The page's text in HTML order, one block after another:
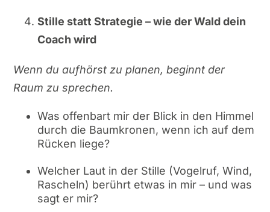
Stille statt Strategie – wie der Wald dein
Coach wird
Wenn du aufhörst zu planen, beginnt der
Raum zu sprechen.
Was offenbart mir der Blick in den Himmel
durch die Baumkronen, wenn ich auf dem
Rücken liege?
Welcher Laut in der Stille (Vogelruf, Wind,
Rascheln) berührt etwas in mir – und was
sagt er mir?